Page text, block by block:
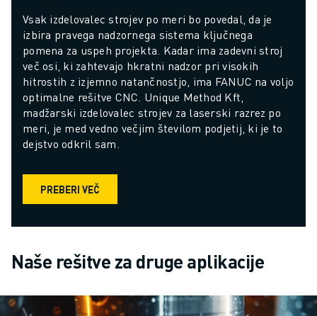
Vsak izdelovalec strojev po meri bo povedal, da je
izbira pravega nadzornega sistema ključnega
pomena za uspeh projekta. Kadar ima zadevni stroj
več osi, ki zahtevajo hkratni nadzor pri visokih
hitrostih z izjemno natančnostjo, ima FANUC na voljo
optimalne rešitve CNC. Unique Method Kft,
madžarski izdelovalec strojev za laserski razrez po
meri, je med vedno večjim številom podjetij, ki je to
dejstvo odkril sam.
PREBERI VEČ
Naše rešitve za druge aplikacije